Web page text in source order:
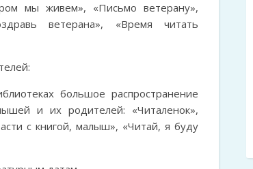
мы живем», «Письмо ветерану»,
ветерана», «Время читать
большое распространение
и их родителей: «Читаленок»,
с книгой, малыш», «Читай, я буду